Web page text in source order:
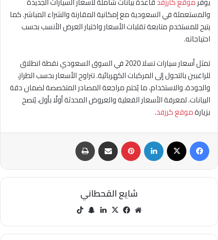
والمستعملة في السعودية مع إمكانية المقارنة والشراء المباشر. كما
يتيح للمستخدم متابعة تقلبات الأسعار واختيار العرض الأنسب بحسب
احتياجاته.
تمثل أسعار سيارات تسلا 2020 في السوق السعودي نقطة انطلاق
للراغبين بالتحول إلى المركبات الكهربائية. تتراوح الأسعار بحسب الطراز،
والجودة، والاستخدام، ما يُحتم مراجعة المصادر المتخصصة لضمان دقة
البيانات. لمعرفة الأسعار الفعلية والعروض المحدثة أولًا بأول، يُنصح
بزيارةموقع كرزفد.
فيسبوك ‫X لينكدإن بينتيريست مشاركة عبر البريد طباعة
شايع القحطاني
مو
الوي
في
وك
‫X لينك سنا
تشا